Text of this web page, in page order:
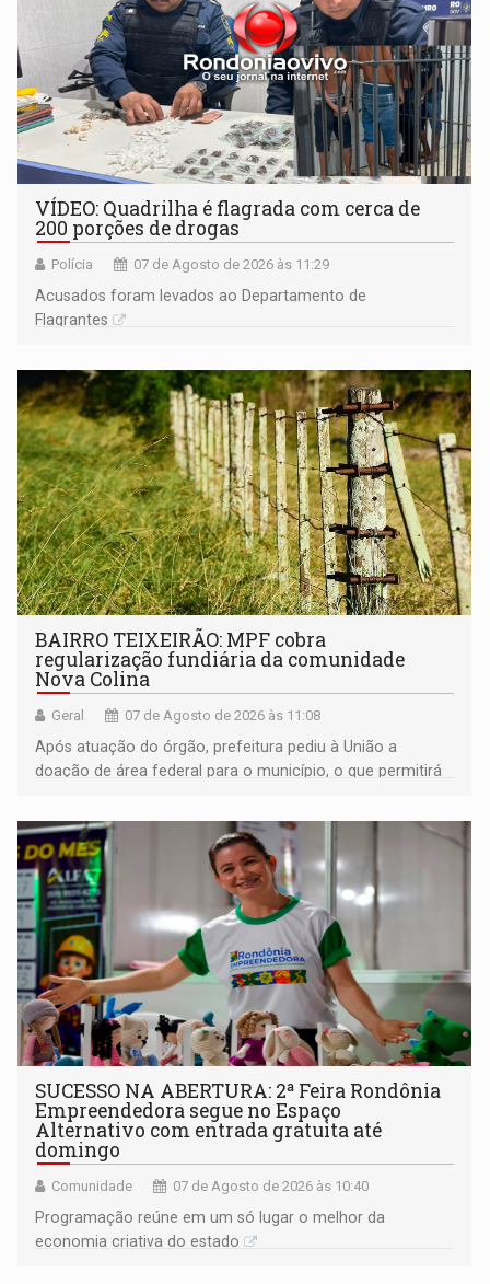
VÍDEO: Quadrilha é flagrada com cerca de
200 porções de drogas
Polícia 07 de Agosto de 2026 às 11:29
Acusados foram levados ao Departamento de
Flagrantes
BAIRRO TEIXEIRÃO: MPF cobra
regularização fundiária da comunidade
Nova Colina
Geral 07 de Agosto de 2026 às 11:08
Após atuação do órgão, prefeitura pediu à União a
doação de área federal para o município, o que permitirá
SUCESSO NA ABERTURA: 2ª Feira Rondônia
Empreendedora segue no Espaço
Alternativo com entrada gratuita até
domingo
Comunidade 07 de Agosto de 2026 às 10:40
Programação reúne em um só lugar o melhor da
economia criativa do estado